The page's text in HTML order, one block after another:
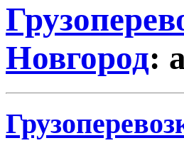
Новгород: